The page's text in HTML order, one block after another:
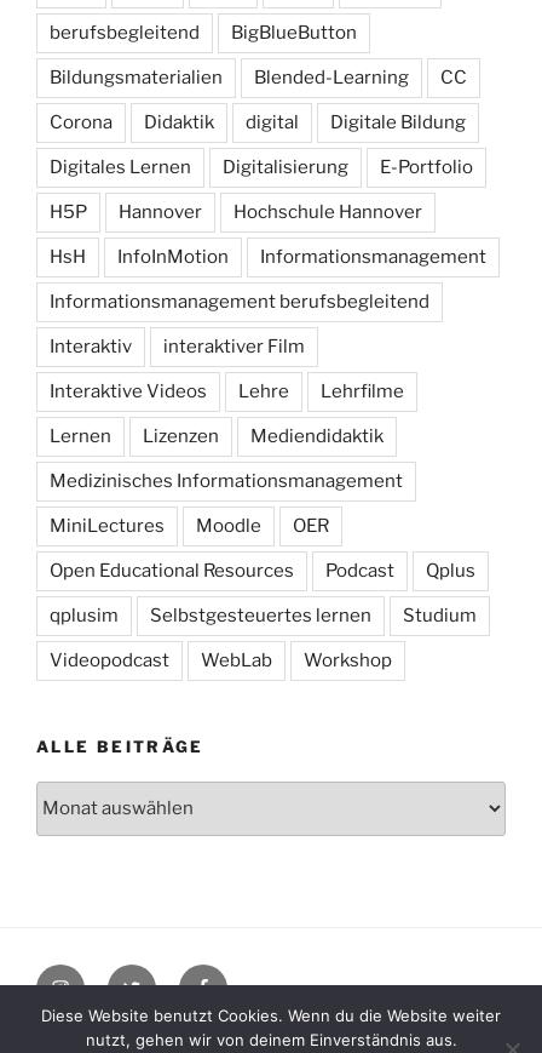
berufsbegleitend BigBlueButton
Bildungsmaterialien Blended-Learning CC
Corona Didaktik digital Digitale Bildung
Digitales Lernen Digitalisierung E-Portfolio
H5P Hannover Hochschule Hannover
HsH InfoInMotion Informationsmanagement
Informationsmanagement berufsbegleitend
Interaktiv interaktiver Film
Interaktive Videos Lehre Lehrfilme
Lernen Lizenzen Mediendidaktik
Medizinisches Informationsmanagement
MiniLectures Moodle OER
Open Educational Resources Podcast Qplus
qplusim Selbstgesteuertes lernen Studium
Videopodcast WebLab Workshop
ALLE BEITRÄGE
InstagramTwitter Facebook
Diese Website benutzt Cookies. Wenn du die Website weiter
nutzt, gehen wir von deinem Einverständnis aus.